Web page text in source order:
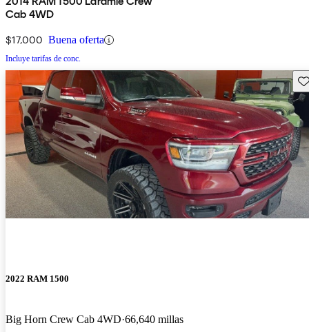
Cab 4WD
$17,000 Buena oferta
Incluye tarifas de conc.
2022 RAM 1500
Big Horn Crew Cab 4WD 66,640 millas